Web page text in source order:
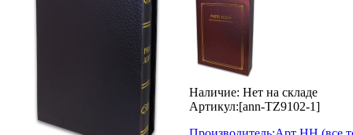
Наличие: Нет на складе
Артикул:[ann-TZ9102-1]